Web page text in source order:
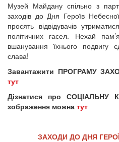
Музей Майдану спільно з
заходів до Дня Героїв
просять відвідувачів
політичних гасел. Нехай
вшанування їхнього подвигу
слава!
Завантажити ПРОГРАМУ
тут
Дізнатися про СОЦІАЛЬНУ
зображення можна тут
ЗАХОДИ ДО ДНЯ